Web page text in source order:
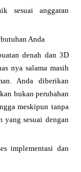
sesuai anggaran
Anda
denah dan 3D
nya salama masih
Anda diberikan
bukan perubahan
meskipun tanpa
yang sesuai dengan
implementasi dan